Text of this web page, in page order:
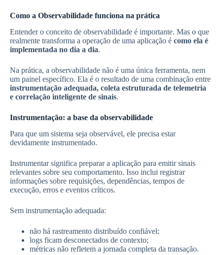
Como a Observabilidade funciona na prática
Entender o conceito de observabilidade é importante. Mas o que
realmente transforma a operação de uma aplicação é como ela é
implementada no dia a dia.
Na prática, a observabilidade não é uma única ferramenta, nem
um painel específico. Ela é o resultado de uma combinação entre
instrumentação adequada, coleta estruturada de telemetria
e correlação inteligente de sinais.
Instrumentação: a base da observabilidade
Para que um sistema seja observável, ele precisa estar
devidamente instrumentado.
Instrumentar significa preparar a aplicação para emitir sinais
relevantes sobre seu comportamento. Isso inclui registrar
informações sobre requisições, dependências, tempos de
execução, erros e eventos críticos.
Sem instrumentação adequada:
não há rastreamento distribuído confiável;
logs ficam desconectados de contexto;
métricas não refletem a jornada completa da transação.